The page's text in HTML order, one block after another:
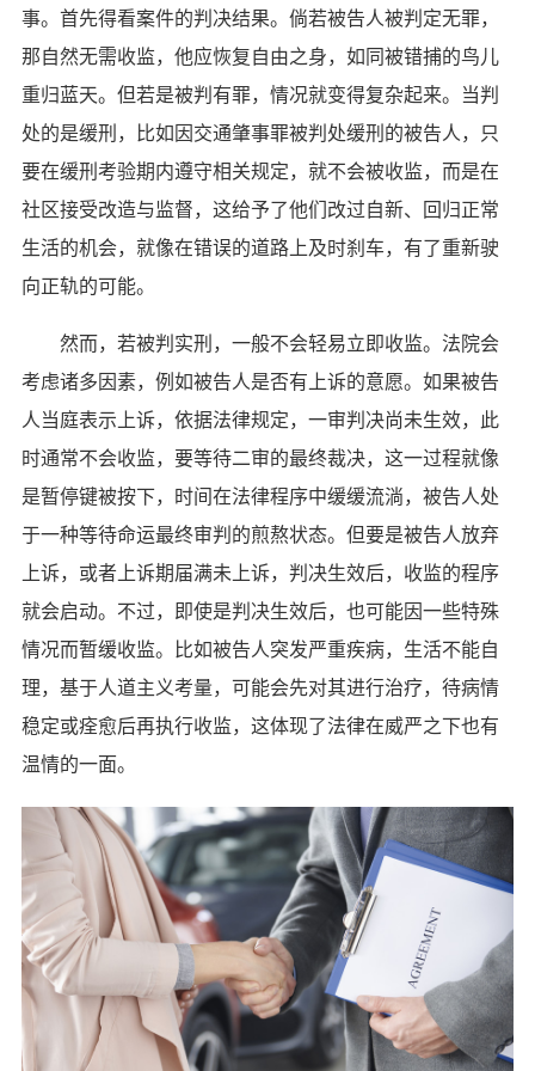
事。首先得看案件的判决结果。倘若被告人被判定无罪，
那自然无需收监，他应恢复自由之身，如同被错捕的鸟儿
重归蓝天。但若是被判有罪，情况就变得复杂起来。当判
处的是缓刑，比如因交通肇事罪被判处缓刑的被告人，只
要在缓刑考验期内遵守相关规定，就不会被收监，而是在
社区接受改造与监督，这给予了他们改过自新、回归正常
生活的机会，就像在错误的道路上及时刹车，有了重新驶
向正轨的可能。
然而，若被判实刑，一般不会轻易立即收监。法院会
考虑诸多因素，例如被告人是否有上诉的意愿。如果被告
人当庭表示上诉，依据法律规定，一审判决尚未生效，此
时通常不会收监，要等待二审的最终裁决，这一过程就像
是暂停键被按下，时间在法律程序中缓缓流淌，被告人处
于一种等待命运最终审判的煎熬状态。但要是被告人放弃
上诉，或者上诉期届满未上诉，判决生效后，收监的程序
就会启动。不过，即使是判决生效后，也可能因一些特殊
情况而暂缓收监。比如被告人突发严重疾病，生活不能自
理，基于人道主义考量，可能会先对其进行治疗，待病情
稳定或痊愈后再执行收监，这体现了法律在威严之下也有
温情的一面。